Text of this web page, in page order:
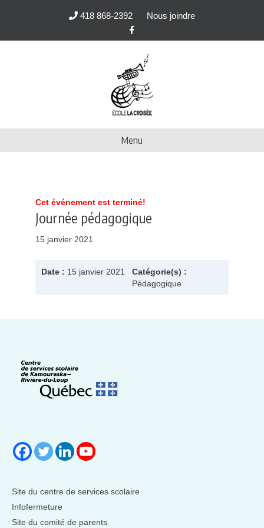
418 868-2392
Nous joindre
c
o
o
k
Menu
Cet événement est terminé!
Journée pédagogique
15 janvier 2021
Date : 15 janvier 2021
Catégorie(s) :
Pédagogique
Site du centre de services scolaire
Infofermeture
Site du comité de parents